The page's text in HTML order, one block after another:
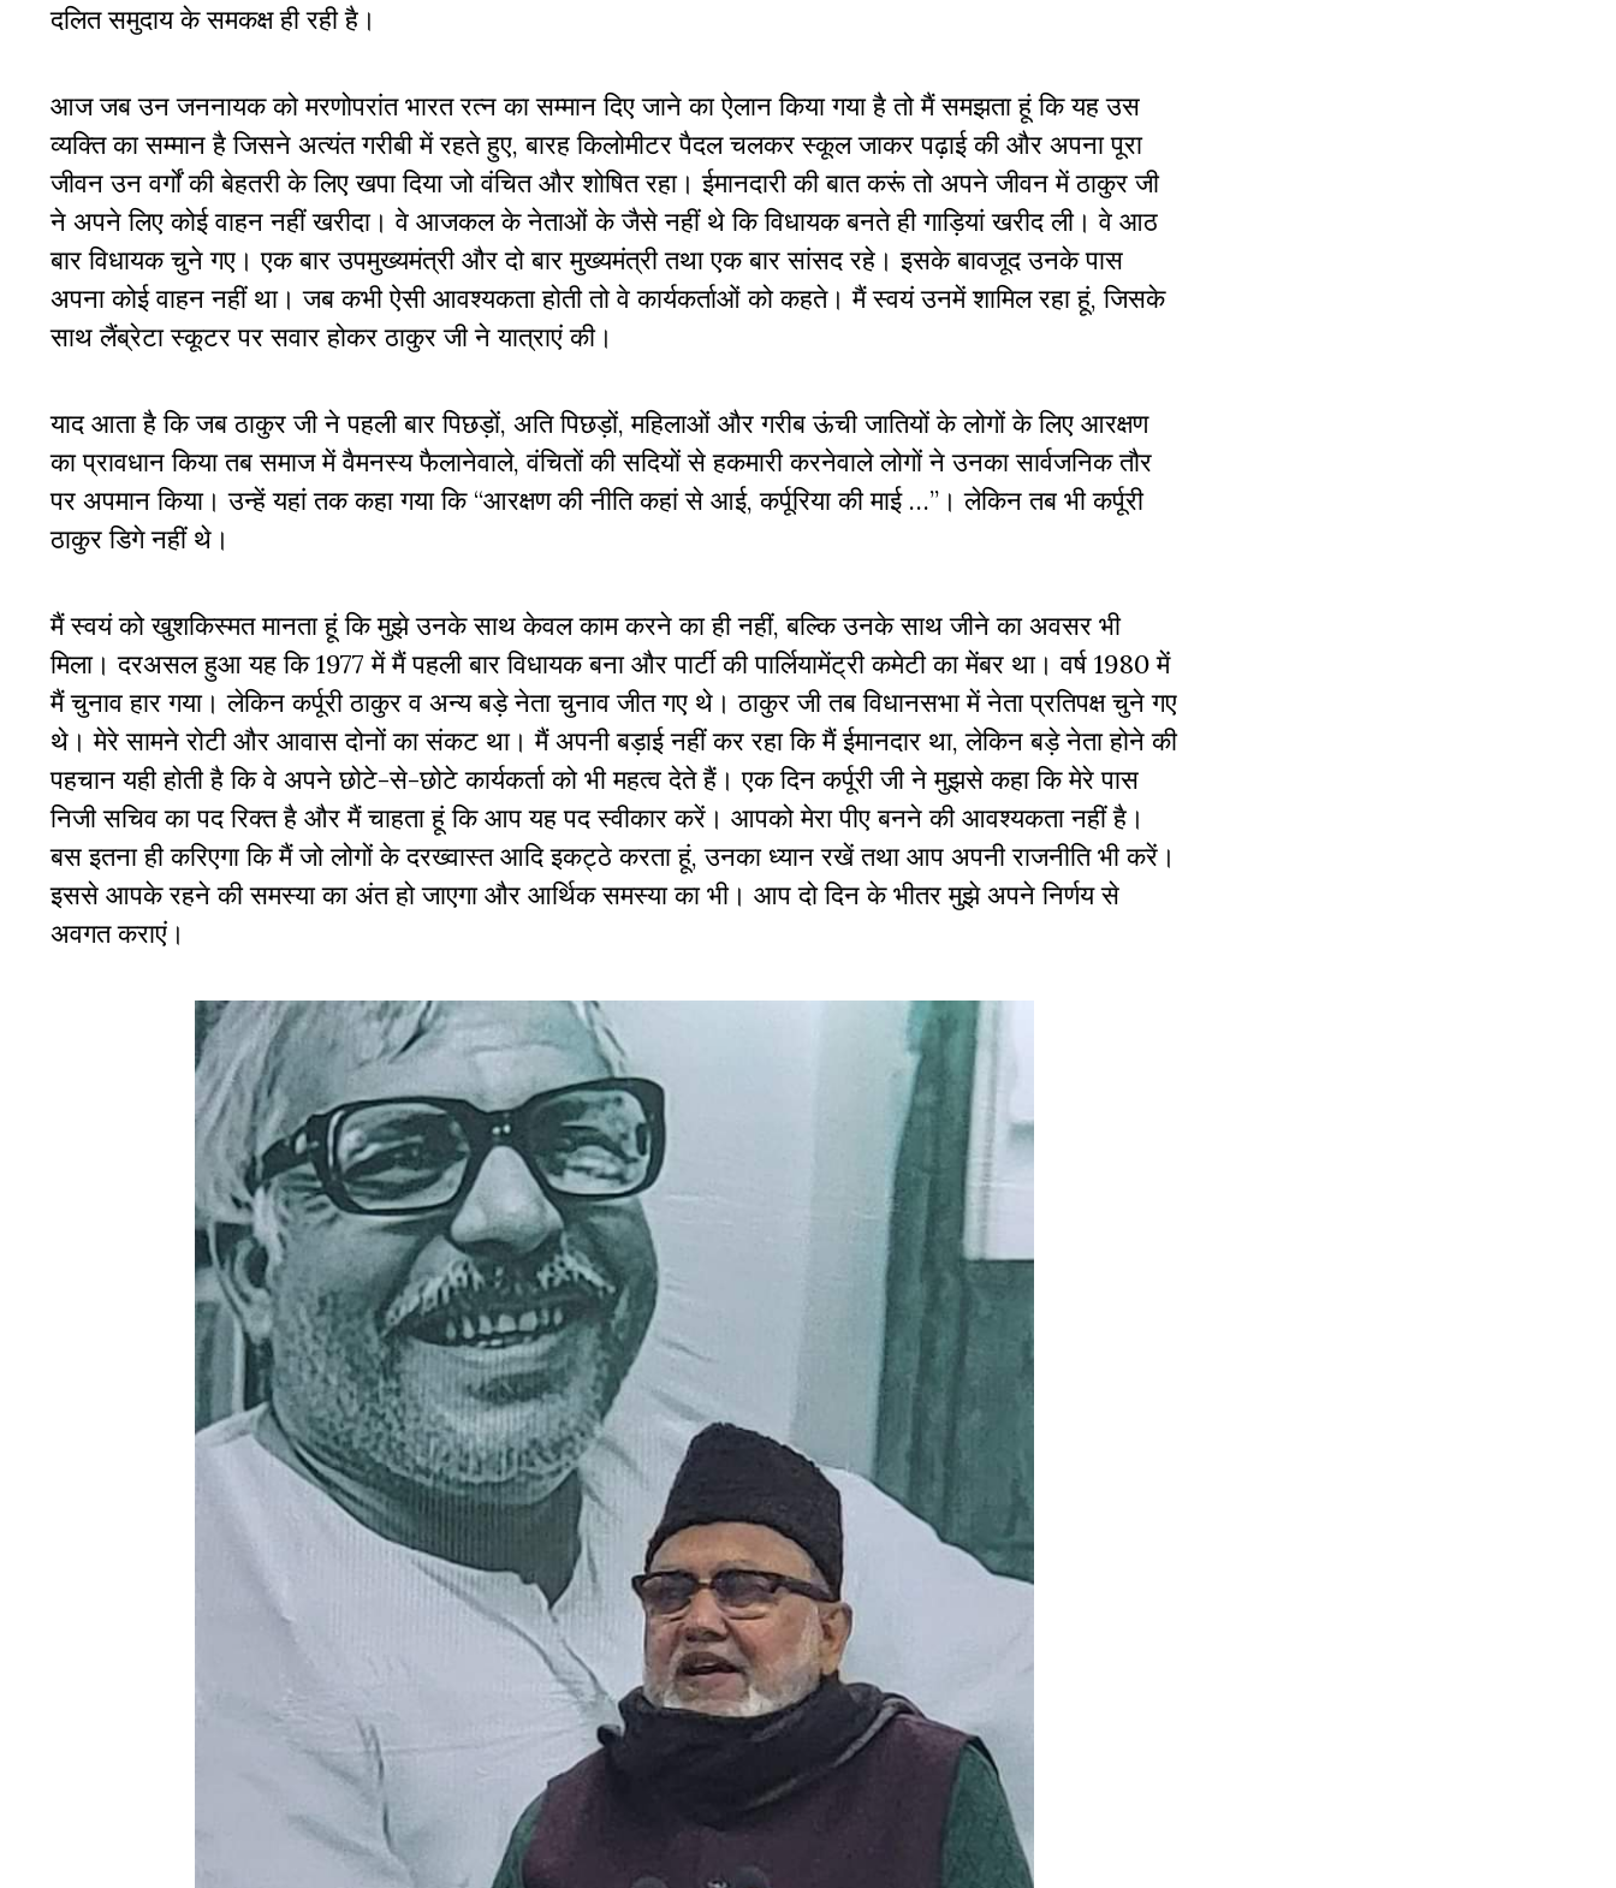
दलित समुदाय के समकक्ष ही रही है।
आज जब उन जननायक को मरणोपरांत भारत रत्न का सम्मान दिए जाने का ऐलान किया गया है तो मैं समझता हूं कि यह उस
व्यक्ति का सम्मान है जिसने अत्यंत गरीबी में रहते हुए, बारह किलोमीटर पैदल चलकर स्कूल जाकर पढ़ाई की और अपना पूरा
जीवन उन वर्गों की बेहतरी के लिए खपा दिया जो वंचित और शोषित रहा। ईमानदारी की बात करूं तो अपने जीवन में ठाकुर जी
ने अपने लिए कोई वाहन नहीं खरीदा। वे आजकल के नेताओं के जैसे नहीं थे कि विधायक बनते ही गाड़ियां खरीद ली। वे आठ
बार विधायक चुने गए। एक बार उपमुख्यमंत्री और दो बार मुख्यमंत्री तथा एक बार सांसद रहे। इसके बावजूद उनके पास
अपना कोई वाहन नहीं था। जब कभी ऐसी आवश्यकता होती तो वे कार्यकर्ताओं को कहते। मैं स्वयं उनमें शामिल रहा हूं, जिसके
साथ लैंब्रेटा स्कूटर पर सवार होकर ठाकुर जी ने यात्राएं की।
याद आता है कि जब ठाकुर जी ने पहली बार पिछड़ों, अति पिछड़ों, महिलाओं और गरीब ऊंची जातियों के लोगों के लिए आरक्षण
का प्रावधान किया तब समाज में वैमनस्य फैलानेवाले, वंचितों की सदियों से हकमारी करनेवाले लोगों ने उनका सार्वजनिक तौर
पर अपमान किया। उन्हें यहां तक कहा गया कि “आरक्षण की नीति कहां से आई, कर्पूरिया की माई …”। लेकिन तब भी कर्पूरी
ठाकुर डिगे नहीं थे।
मैं स्वयं को खुशकिस्मत मानता हूं कि मुझे उनके साथ केवल काम करने का ही नहीं, बल्कि उनके साथ जीने का अवसर भी
मिला। दरअसल हुआ यह कि 1977 में मैं पहली बार विधायक बना और पार्टी की पार्लियामेंट्री कमेटी का मेंबर था। वर्ष 1980 में
मैं चुनाव हार गया। लेकिन कर्पूरी ठाकुर व अन्य बड़े नेता चुनाव जीत गए थे। ठाकुर जी तब विधानसभा में नेता प्रतिपक्ष चुने गए
थे। मेरे सामने रोटी और आवास दोनों का संकट था। मैं अपनी बड़ाई नहीं कर रहा कि मैं ईमानदार था, लेकिन बड़े नेता होने की
पहचान यही होती है कि वे अपने छोटे-से-छोटे कार्यकर्ता को भी महत्व देते हैं। एक दिन कर्पूरी जी ने मुझसे कहा कि मेरे पास
निजी सचिव का पद रिक्त है और मैं चाहता हूं कि आप यह पद स्वीकार करें। आपको मेरा पीए बनने की आवश्यकता नहीं है।
बस इतना ही करिएगा कि मैं जो लोगों के दरख्वास्त आदि इकट्ठे करता हूं, उनका ध्यान रखें तथा आप अपनी राजनीति भी करें।
इससे आपके रहने की समस्या का अंत हो जाएगा और आर्थिक समस्या का भी। आप दो दिन के भीतर मुझे अपने निर्णय से
अवगत कराएं।